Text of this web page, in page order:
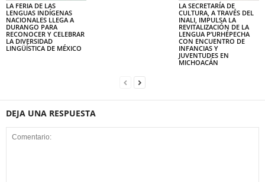
LA FERIA DE LAS
LENGUAS INDÍGENAS
NACIONALES LLEGA A
DURANGO PARA
RECONOCER Y CELEBRAR
LA DIVERSIDAD
LINGÜÍSTICA DE MÉXICO
LA SECRETARÍA DE
CULTURA, A TRAVÉS DEL
INALI, IMPULSA LA
REVITALIZACIÓN DE LA
LENGUA P’URHÉPECHA
CON ENCUENTRO DE
INFANCIAS Y
JUVENTUDES EN
MICHOACÁN
DEJA UNA RESPUESTA